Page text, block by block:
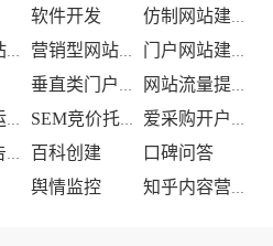
软件开发
百科创建
口碑问答
舆情监控